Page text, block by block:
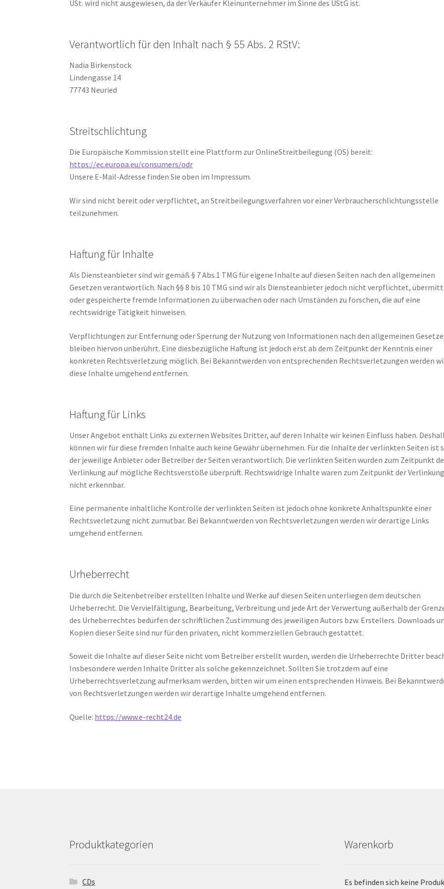
USt. wird nicht ausgewiesen, da der Verkäufer Kleinunternehmer im Sinne des UStG ist.
Verantwortlich für den Inhalt nach § 55 Abs. 2 RStV:
Nadia Birkenstock
Lindengasse 14
77743 Neuried
Streitschlichtung
Die Europäische Kommission stellt eine Plattform zur OnlineStreitbeilegung (OS) bereit:
https://ec.europa.eu/consumers/odr
Unsere E-Mail-Adresse finden Sie oben im Impressum.
Wir sind nicht bereit oder verpflichtet, an Streitbeilegungsverfahren vor einer Verbraucherschlichtungsstelle
teilzunehmen.
Haftung für Inhalte
Als Diensteanbieter sind wir gemäß § 7 Abs.1 TMG für eigene Inhalte auf diesen Seiten nach den allgemeinen
Gesetzen verantwortlich. Nach §§ 8 bis 10 TMG sind wir als Diensteanbieter jedoch nicht verpflichtet,
oder gespeicherte fremde Informationen zu überwachen oder nach Umständen zu forschen, die auf eine
rechtswidrige Tätigkeit hinweisen.
Verpflichtungen zur Entfernung oder Sperrung der Nutzung von Informationen nach den allgemeinen
bleiben hiervon unberührt. Eine diesbezügliche Haftung ist jedoch erst ab dem Zeitpunkt der Kenntnis einer
konkreten Rechtsverletzung möglich. Bei Bekanntwerden von entsprechenden Rechtsverletzungen werden
diese Inhalte umgehend entfernen.
Haftung für Links
Unser Angebot enthält Links zu externen Websites Dritter, auf deren Inhalte wir keinen Einfluss haben.
können wir für diese fremden Inhalte auch keine Gewähr übernehmen. Für die Inhalte der verlinkten Seiten ist
der jeweilige Anbieter oder Betreiber der Seiten verantwortlich. Die verlinkten Seiten wurden zum Zeitpunkt
Verlinkung auf mögliche Rechtsverstöße überprüft. Rechtswidrige Inhalte waren zum Zeitpunkt der Verlinkung
nicht erkennbar.
Eine permanente inhaltliche Kontrolle der verlinkten Seiten ist jedoch ohne konkrete Anhaltspunkte einer
Rechtsverletzung nicht zumutbar. Bei Bekanntwerden von Rechtsverletzungen werden wir derartige Links
umgehend entfernen.
Urheberrecht
Die durch die Seitenbetreiber erstellten Inhalte und Werke auf diesen Seiten unterliegen dem deutschen
Urheberrecht. Die Vervielfältigung, Bearbeitung, Verbreitung und jede Art der Verwertung außerhalb der
des Urheberrechtes bedürfen der schriftlichen Zustimmung des jeweiligen Autors bzw. Erstellers. Downloads
Kopien dieser Seite sind nur für den privaten, nicht kommerziellen Gebrauch gestattet.
Soweit die Inhalte auf dieser Seite nicht vom Betreiber erstellt wurden, werden die Urheberrechte Dritter
Insbesondere werden Inhalte Dritter als solche gekennzeichnet. Sollten Sie trotzdem auf eine
Urheberrechtsverletzung aufmerksam werden, bitten wir um einen entsprechenden Hinweis. Bei
von Rechtsverletzungen werden wir derartige Inhalte umgehend entfernen.
Quelle: https://www.e-recht24.de
Produktkategorien
CDs
Warenkorb
Es befinden sich keine